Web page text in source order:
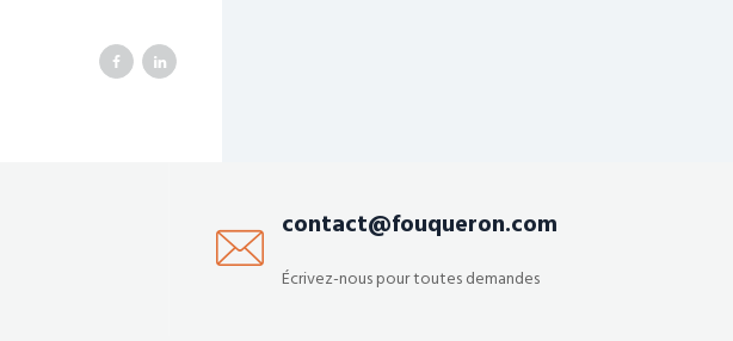
contact@fouqueron.com
Écrivez-nous pour toutes demandes